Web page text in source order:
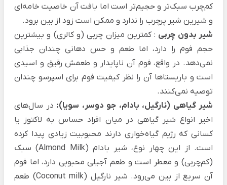
کم‌چرب سبک‌تر و حجیم‌تر است اما بافت آن خاصیت خامه‌ای
و شیرین شیر پرچرب را ندارد و ممکن است زود از بین برود.
شیر بدون چربی : کمترین میزان چربی (و کالری) و بیشترین
حجم فوم را دارد، اما طعم و حس دهانی چندان جذابی
نمی‌دهد. در واقع، فوم آن ناپایدار و طعمش رقیق و اسیدی
است و باریستاها آن را نظر کیفیت فوم برای اسپرسو چندان
توصیه نمی‌کنند.
شیر گیاهی (نارگیل، بادام، جو دوسر، سویا): در سال‌های
اخیر انواع شیر گیاهی در میان افراد حساس به لاکتوز یا
کسانی که رژیم گیاه‌خواری دارند محبوبیت زیادی پیدا کرده
است. از این چهار نوع، شیر بادام (Almond Milk) سبک
(کم‌چربی) و معطر است و طعم آجیلی محبوبی دارد، اما فوم
آن سریع از بین می‌رود. شیر نارگیل (Coconut milk) طعم